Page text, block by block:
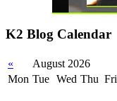
K2 Blog Calendar
« August 2026
Mon Tue Wed Thu Fri